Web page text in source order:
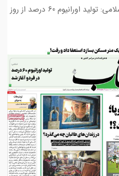
60 درصدی در فردو ؛ محمد اسلامی: تولید اورانیوم 60 درصد از روز